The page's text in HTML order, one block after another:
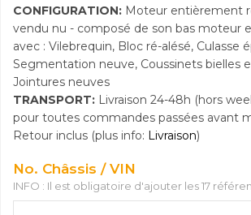
CONFIGURATION: Moteur entièrement
vendu nu - composé de son bas moteur
avec : Vilebrequin, Bloc ré-alésé, Culasse
Segmentation neuve, Coussinets bielles
Jointures neuves
TRANSPORT: Livraison 24-48h (hors
pour toutes commandes passées avant
Retour inclus (plus info: Livraison)
No. Châssis / VIN
INFO : Il est obligatoire d'ajouter les 17